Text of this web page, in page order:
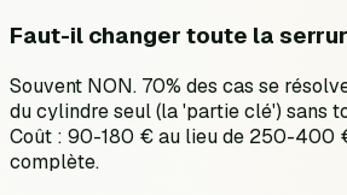
Faut-il changer toute la
Souvent NON. 70% des cas se
du cylindre seul (la 'partie clé') sans
Coût : 90-180 € au lieu de 250-400
complète.